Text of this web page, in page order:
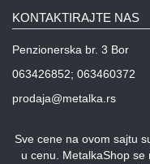
KONTAKTIRAJTE NAS
Penzionerska br. 3 Bor
063426852; 063460372
prodaja@metalka.rs
Sve cene na ovom sajtu
u cenu. MetalkaShop